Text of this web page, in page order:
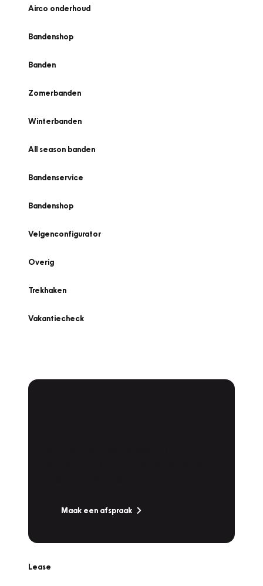
Airco onderhoud
Bandenshop
Banden
Zomerbanden
Winterbanden
All season banden
Bandenservice
Bandenshop
Velgenconfigurator
Overig
Trekhaken
Vakantiecheck
Maak een afspraak
Lease